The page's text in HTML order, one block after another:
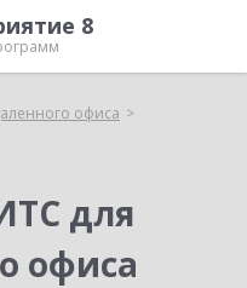
8
офиса
для
офиса